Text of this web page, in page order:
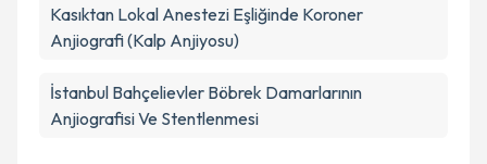
Kasıktan Lokal Anestezi Eşliğinde Koroner
Anjiografi (Kalp Anjiyosu)
İstanbul Bahçelievler Böbrek Damarlarının
Anjiografisi Ve Stentlenmesi